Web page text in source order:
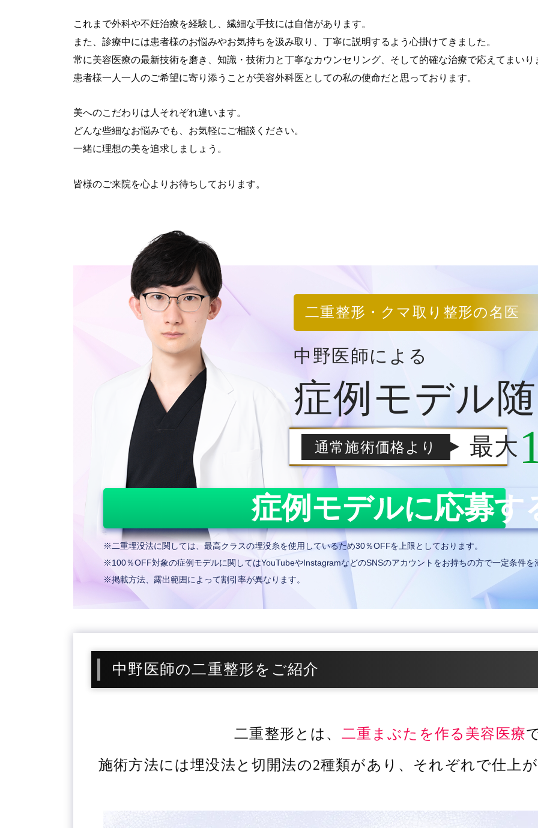
これまで外科や不妊治療を経験し、繊細な手技には自信があります。
また、診療中には患者様のお悩みやお気持ちを汲み取り、丁寧に説明するよう心掛けてきました。
常に美容医療の最新技術を磨き、知識・技術力と丁寧なカウンセリング、そして的確な治療で応えてまいり
患者様一人一人のご希望に寄り添うことが美容外科医としての私の使命だと思っております。
美へのこだわりは人それぞれ違います。
どんな些細なお悩みでも、お気軽にご相談ください。
一緒に理想の美を追求しましょう。
皆様のご来院を心よりお待ちしております。
二重整形・クマ取り整形の名医
中野医師による
症例モデル
通常施術価格より 最大
症例モデルに応募す
※二重埋没法に関しては、最高クラスの埋没糸を使用しているため30％OFFを上限としております。
※100％OFF対象の症例モデルに関してはYouTubeやInstagramなどのSNSのアカウントをお持ちの方で一定条件を
※掲載方法、露出範囲によって割引率が異なります。
中野医師の二重整形をご紹介
二重整形とは、 二重まぶたを作る美容医療
施術方法には埋没法と切開法の2種類があり、 それぞれで仕上